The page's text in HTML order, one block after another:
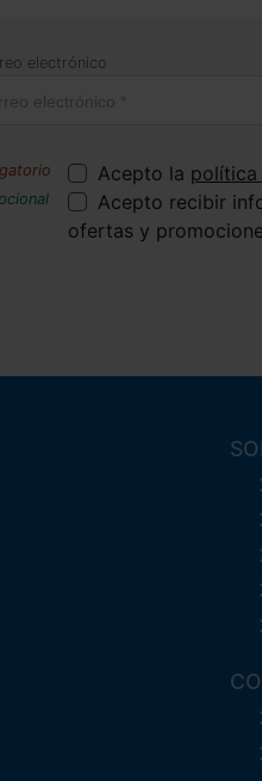
electrónico
Acepto la política
Acepto recibir
ofertas y